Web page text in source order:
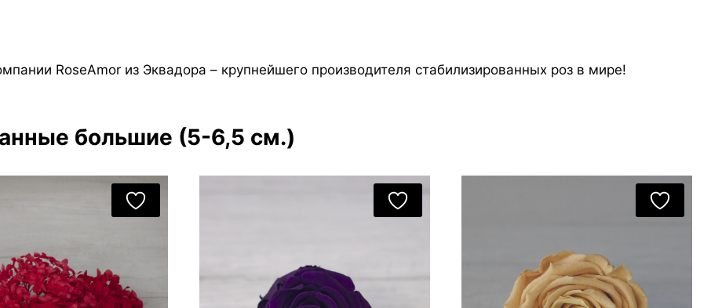
RoseAmor из Эквадора – крупнейшего производителя стабилизированных роз в мире!
большие (5-6,5 см.)